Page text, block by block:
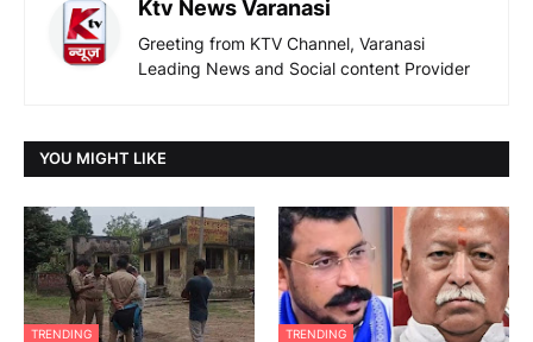
Ktv News Varanasi
Greeting from KTV Channel, Varanasi
Leading News and Social content Provider
YOU MIGHT LIKE
TRENDING TRENDING